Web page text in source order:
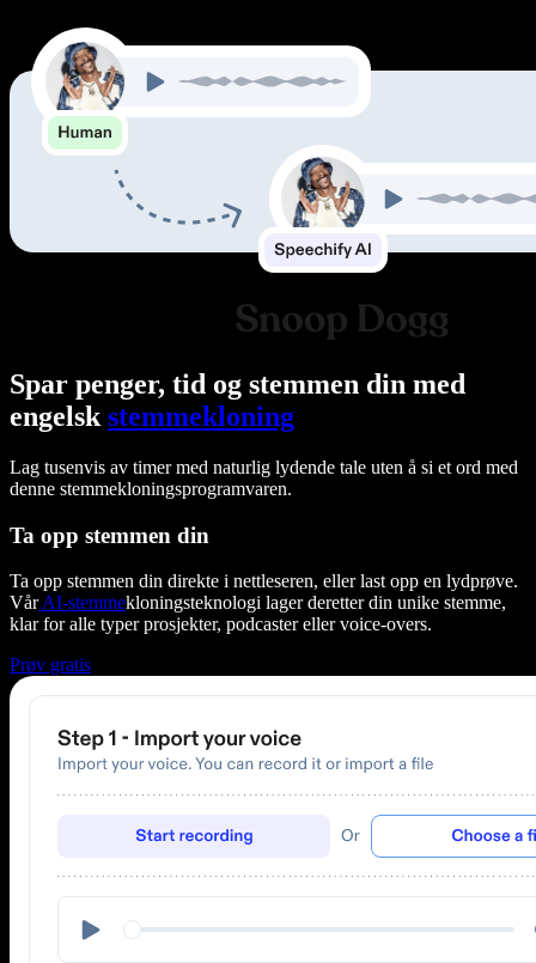
Spar penger, tid og stemmen din med
engelsk stemmekloning
Lag tusenvis av timer med naturlig lydende tale uten å si et ord med
denne stemmekloningsprogramvaren.
Ta opp stemmen din
Ta opp stemmen din direkte i nettleseren, eller last opp en lydprøve.
VårAI-stemmekloningsteknologi lager deretter din unike stemme,
klar for alle typer prosjekter, podcaster eller voice-overs.
Prøv gratis